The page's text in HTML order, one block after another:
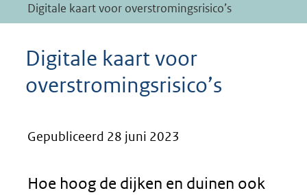
Digitale kaart voor overstromingsrisico’s
Digitale kaart voor
overstromingsrisico’s
Gepubliceerd 28 juni 2023
Hoe hoog de dijken en duinen ook